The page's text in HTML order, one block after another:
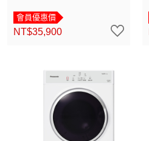
會員優惠價
NT$35,900